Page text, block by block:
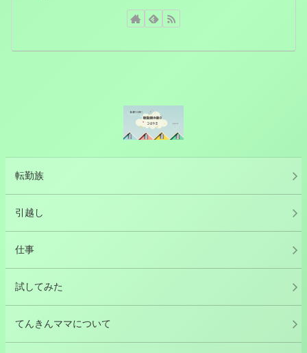
転勤族
引越し
仕事
試してみた
てんきんママについて